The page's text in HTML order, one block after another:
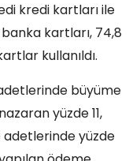
kredi kartları ile
kartları, 74,8
kullanıldı.
büyüme
yüzde 11,
adetlerinde yüzde